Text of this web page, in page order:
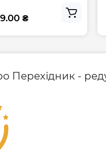
₴
Перехідник -